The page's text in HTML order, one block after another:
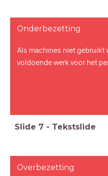
Onderbezetting
Als machines niet gebruikt
voldoende werk voor het
Slide 7 - Tekstslide
Overbezetting